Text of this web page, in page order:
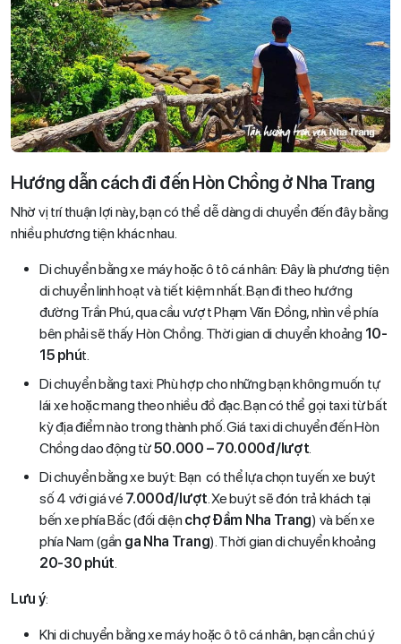
Hướng dẫn cách đi đến Hòn Chồng ở Nha Trang
Nhờ vị trí thuận lợi này, bạn có thể dễ dàng di chuyển đến đây bằng
nhiều phương tiện khác nhau.
Di chuyển bằng xe máy hoặc ô tô cá nhân: Đây là phương tiện
di chuyển linh hoạt và tiết kiệm nhất. Bạn đi theo hướng
đường Trần Phú, qua cầu vượt Phạm Văn Đồng, nhìn về phía
bên phải sẽ thấy Hòn Chồng. Thời gian di chuyển khoảng 10-
15 phút.
Di chuyển bằng taxi: Phù hợp cho những bạn không muốn tự
lái xe hoặc mang theo nhiều đồ đạc. Bạn có thể gọi taxi từ bất
kỳ địa điểm nào trong thành phố. Giá taxi di chuyển đến Hòn
Chồng dao động từ50.000 – 70.000đ/lượt.
Di chuyển bằng xe buýt: Bạn có thể lựa chọn tuyến xe buýt
số 4 với giá vé 7.000đ/lượt. Xe buýt sẽ đón trả khách tại
bến xe phía Bắc (đối diện chợ Đầm Nha Trang) và bến xe
phía Nam (gần ga Nha Trang). Thời gian di chuyển khoảng
20-30 phút.
Lưu ý:
Khi di chuyển bằng xe máy hoặc ô tô cá nhân, bạn cần chú ý